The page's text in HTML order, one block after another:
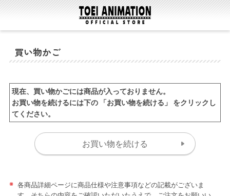
買い物かご
現在、買い物かごには商品が入っておりません。
お買い物を続けるには下の 「お買い物を続ける」 をクリックし
てください。
※ 各商品詳細ページに商品仕様や注意事項などの記載がございま